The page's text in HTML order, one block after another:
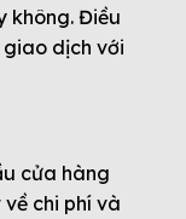
không. Điều
dịch với
cửa hàng
chi phí và